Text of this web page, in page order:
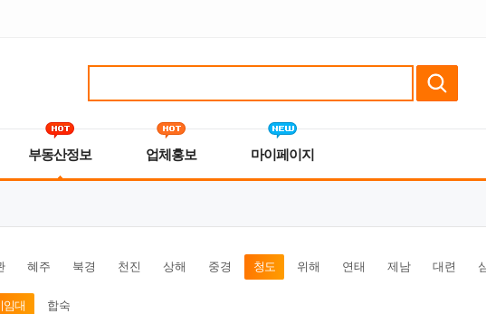
부동산정보 업체홍보 마이페이지
혜주 북경 천진 상해 중경 청도 위해 연태 제남 대련
임대 합숙